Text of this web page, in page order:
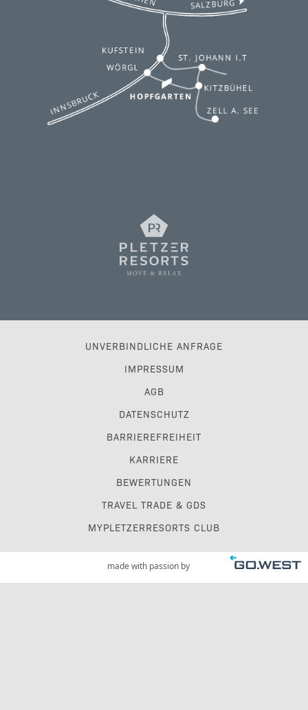
UNVERBINDLICHE ANFRAGE
IMPRESSUM
AGB
DATENSCHUTZ
BARRIEREFREIHEIT
KARRIERE
BEWERTUNGEN
TRAVEL TRADE & GDS
MYPLETZERRESORTS CLUB
made with passion by